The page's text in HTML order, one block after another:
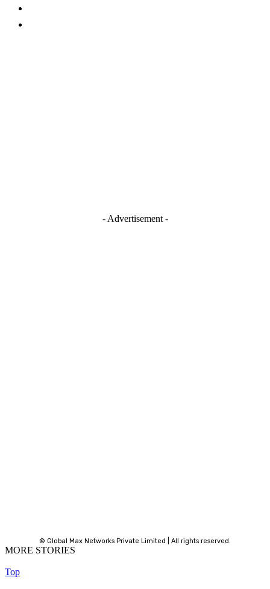
- Advertisement -
© Global Max Networks Private Limited | All rights reserved.
MORE STORIES
Top